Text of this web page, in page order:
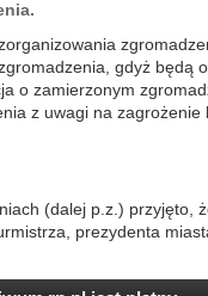
gdyż będą
o zamierzonym
z uwagi na
(dalej p.z.) przyjęto,
prezydenta